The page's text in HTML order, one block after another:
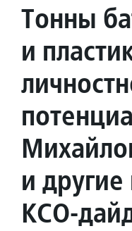
Тонны
и
и
КСО-